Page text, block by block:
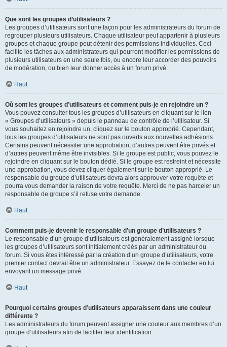
Que sont les groupes d’utilisateurs ?
Les groupes d’utilisateurs sont une façon pour les administrateurs du forum de
regrouper plusieurs utilisateurs. Chaque utilisateur peut appartenir à plusieurs
groupes et chaque groupe peut détenir des permissions individuelles. Ceci
facilite les tâches aux administrateurs qui pourront modifier les permissions de
plusieurs utilisateurs en une seule fois, ou encore leur accorder des pouvoirs
de modération, ou bien leur donner accès à un forum privé.
Haut
Où sont les groupes d’utilisateurs et comment puis-je en rejoindre un ?
Vous pouvez consulter tous les groupes d’utilisateurs en cliquant sur le lien
« Groupes d’utilisateurs » depuis le panneau de contrôle de l’utilisateur. Si
vous souhaitez en rejoindre un, cliquez sur le bouton approprié. Cependant,
tous les groupes d’utilisateurs ne sont pas ouverts aux nouvelles adhésions.
Certains peuvent nécessiter une approbation, d’autres peuvent être privés et
d’autres peuvent même être invisibles. Si le groupe est public, vous pouvez le
rejoindre en cliquant sur le bouton dédié. Si le groupe est restreint et nécessite
une approbation, vous devez cliquer également sur le bouton approprié. Le
responsable du groupe d’utilisateurs devra alors approuver votre requête et
pourra vous demander la raison de votre requête. Merci de ne pas harceler un
responsable de groupe s’il refuse votre demande.
Haut
Comment puis-je devenir le responsable d’un groupe d’utilisateurs ?
Le responsable d’un groupe d’utilisateurs est généralement assigné lorsque
les groupes d’utilisateurs sont initialement créés par un administrateur du
forum. Si vous êtes intéressé par la création d’un groupe d’utilisateurs, votre
premier contact devrait être un administrateur. Essayez de le contacter en lui
envoyant un message privé.
Haut
Pourquoi certains groupes d’utilisateurs apparaissent dans une couleur
différente ?
Les administrateurs du forum peuvent assigner une couleur aux membres d’un
groupe d’utilisateurs afin de faciliter leur identification.